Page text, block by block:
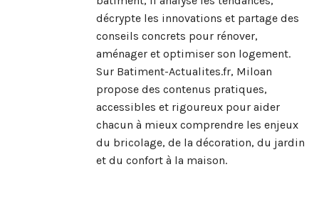
décrypte les innovations et partage des
conseils concrets pour rénover,
aménager et optimiser son logement.
Sur Batiment-Actualites.fr, Miloan
propose des contenus pratiques,
accessibles et rigoureux pour aider
chacun à mieux comprendre les enjeux
du bricolage, de la décoration, du jardin
et du confort à la maison.